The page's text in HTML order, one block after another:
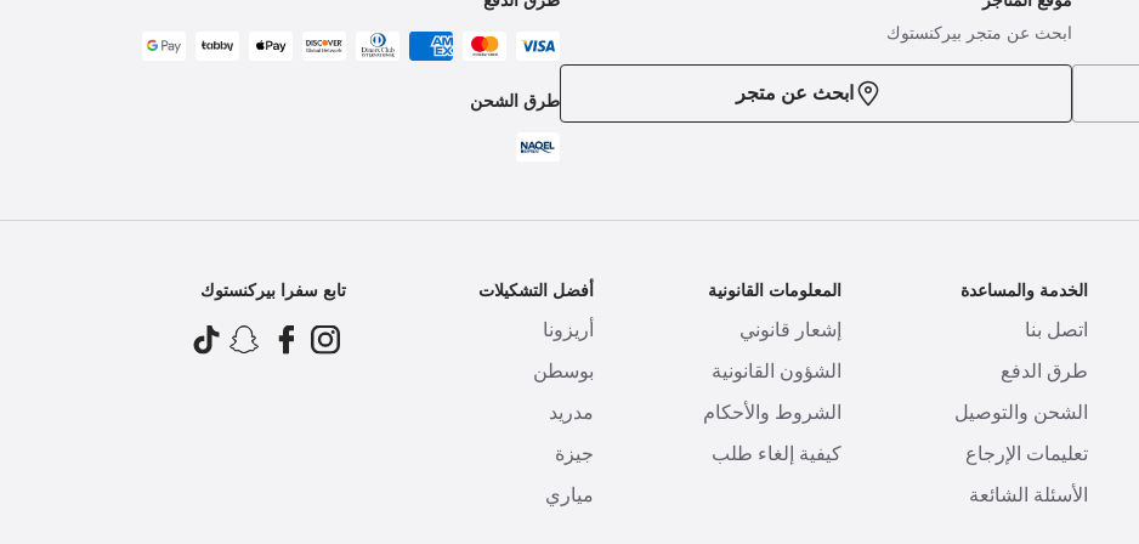
ابحث عن متجر بيركنستوك
ابحث عن متجر طرق الشحن
الخدمة والمساعدة
اتصل بنا
طرق الدفع
الشحن والتوصيل
تعليمات الإرجاع
الأسئلة الشائعة
المعلومات القانونية
إشعار قانوني
الشؤون القانونية
الشروط والأحكام
كيفية إلغاء طلب
أفضل التشكيلات
أريزونا
بوسطن
مدريد
جيزة
مياري
تابع سفرا بيركنستوك